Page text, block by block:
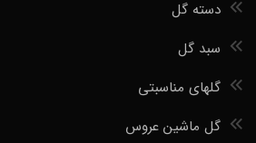
دسته گل
سبد گل
گلهای مناسبتی
گل ماشین عروس